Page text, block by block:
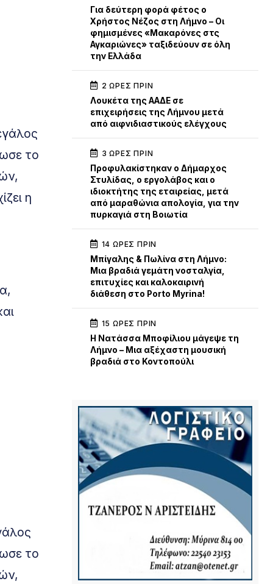
το
η
το
Για δεύτερη φορά φέτος ο
Χρήστος Νέζος στη Λήμνο – Οι
φημισμένες «Μακαρόνες στς
Αγκαριώνες» ταξιδεύουν σε όλη
την Ελλάδα
2 ΏΡΕΣ ΠΡΙΝ
Λουκέτα της ΑΑΔΕ σε
επιχειρήσεις της Λήμνου μετά
από αιφνιδιαστικούς ελέγχους
3 ΏΡΕΣ ΠΡΙΝ
Προφυλακίστηκαν ο Δήμαρχος
Στυλίδας, ο εργολάβος και ο
ιδιοκτήτης της εταιρείας, μετά
από μαραθώνια απολογία, για την
πυρκαγιά στη Βοιωτία
14 ΏΡΕΣ ΠΡΙΝ
Μπίγαλης & Πωλίνα στη Λήμνο:
Μια βραδιά γεμάτη νοσταλγία,
επιτυχίες και καλοκαιρινή
διάθεση στο Porto Myrina!
15 ΏΡΕΣ ΠΡΙΝ
Η Νατάσσα Μποφίλιου μάγεψε τη
Λήμνο – Μια αξέχαστη μουσική
βραδιά στο Κοντοπούλι